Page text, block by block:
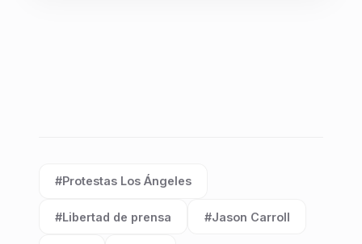
Etiqueta:
#Protestas Los Ángeles
Etiqueta:
#Libertad de prensa
Etiqueta:
#Jason Carroll